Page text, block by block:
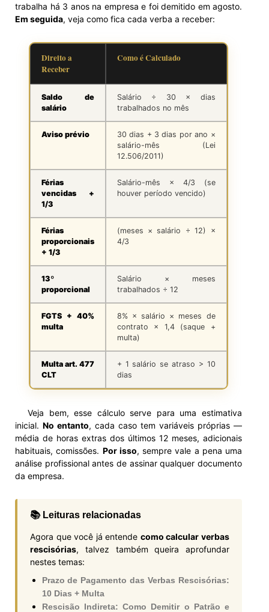
trabalha há 3 anos na empresa e foi demitido em agosto.
Em seguida, veja como fica cada verba a receber:
Direito a
Receber
Como é Calculado
Saldo de
salário
Salário ÷ 30 × dias
trabalhados no mês
Aviso prévio
30 dias + 3 dias por ano ×
salário-mês (Lei
12.506/2011)
Férias
vencidas +
1/3
Salário-mês × 4/3 (se
houver período vencido)
Férias
proporcionais
+ 1/3
(meses × salário ÷ 12) ×
4/3
13º
proporcional
Salário × meses
trabalhados ÷ 12
FGTS + 40%
multa
8% × salário × meses de
contrato × 1,4 (saque +
multa)
Multa art. 477
CLT
+ 1 salário se atraso > 10
dias
Veja bem, esse cálculo serve para uma estimativa
inicial. No entanto, cada caso tem variáveis próprias —
média de horas extras dos últimos 12 meses, adicionais
habituais, comissões. Por isso, sempre vale a pena uma
análise profissional antes de assinar qualquer documento
da empresa.
📚 Leituras relacionadas
Agora que você já entende como calcular verbas
rescisórias, talvez também queira aprofundar
nestes temas:
Prazo de Pagamento das Verbas Rescisórias:
10 Dias + Multa
Rescisão Indireta: Como Demitir o Patrão e